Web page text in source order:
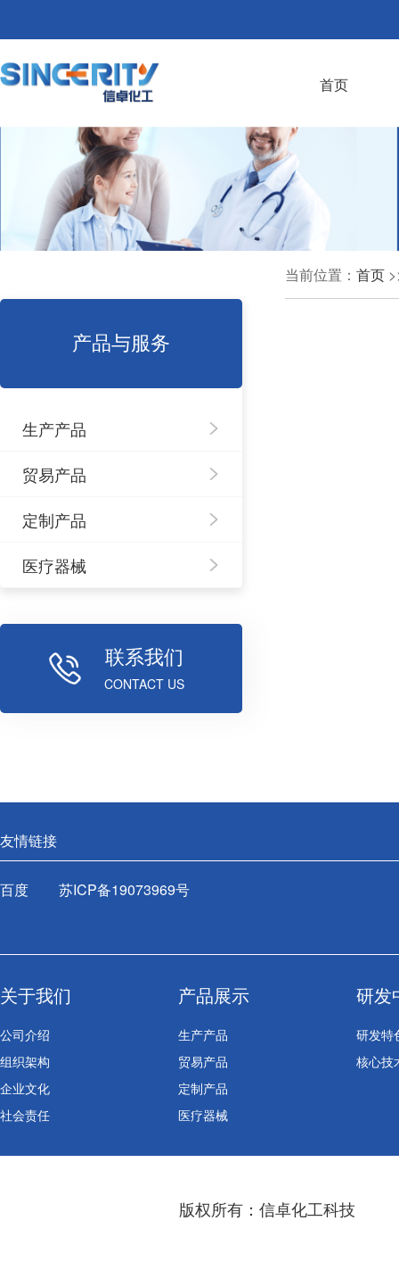
首页
当前位置： 首页
产品与服务
生产产品
贸易产品
定制产品
医疗器械
联系我们
CONTACT US
友情链接
百度 苏ICP备19073969号
关于我们
公司介绍
组织架构
企业文化
社会责任
产品展示
生产产品
贸易产品
定制产品
医疗器械
研发
研发特
核心技
版权所有：信卓化工科技